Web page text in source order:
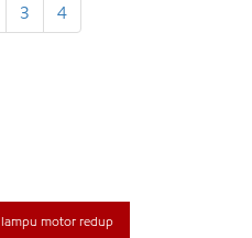
3 4
lampu motor redup